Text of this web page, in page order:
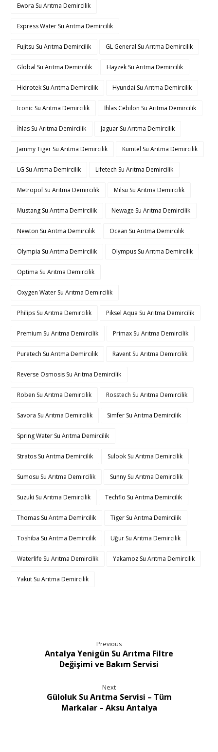
Ewora Su Arıtma Demircilik
Express Water Su Arıtma Demircilik
Fujitsu Su Arıtma Demircilik GL General Su Arıtma Demircilik
Global Su Arıtma Demircilik Hayzek Su Arıtma Demircilik
Hidrotek Su Arıtma Demircilik Hyundai Su Arıtma Demircilik
Iconic Su Arıtma Demircilik İhlas Cebilon Su Arıtma Demircilik
İhlas Su Arıtma Demircilik Jaguar Su Arıtma Demircilik
Jammy Tiger Su Arıtma Demircilik Kumtel Su Arıtma Demircilik
LG Su Arıtma Demircilik Lifetech Su Arıtma Demircilik
Metropol Su Arıtma Demircilik Milsu Su Arıtma Demircilik
Mustang Su Arıtma Demircilik Newage Su Arıtma Demircilik
Newton Su Arıtma Demircilik Ocean Su Arıtma Demircilik
Olympia Su Arıtma Demircilik Olympus Su Arıtma Demircilik
Optima Su Arıtma Demircilik
Oxygen Water Su Arıtma Demircilik
Philips Su Arıtma Demircilik Piksel Aqua Su Arıtma Demircilik
Premium Su Arıtma Demircilik Primax Su Arıtma Demircilik
Puretech Su Arıtma Demircilik Ravent Su Arıtma Demircilik
Reverse Osmosis Su Arıtma Demircilik
Roben Su Arıtma Demircilik Rosstech Su Arıtma Demircilik
Savora Su Arıtma Demircilik Simfer Su Arıtma Demircilik
Spring Water Su Arıtma Demircilik
Stratos Su Arıtma Demircilik Sulook Su Arıtma Demircilik
Sumosu Su Arıtma Demircilik Sunny Su Arıtma Demircilik
Suzuki Su Arıtma Demircilik Techflo Su Arıtma Demircilik
Thomas Su Arıtma Demircilik Tiger Su Arıtma Demircilik
Toshiba Su Arıtma Demircilik Uğur Su Arıtma Demircilik
Waterlife Su Arıtma Demircilik Yakamoz Su Arıtma Demircilik
Yakut Su Arıtma Demircilik
Previous
Antalya Yenigün Su Arıtma Filtre
Değişimi ve Bakım Servisi
Next
Güloluk Su Arıtma Servisi – Tüm
Markalar – Aksu Antalya